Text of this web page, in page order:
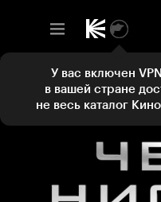
У вас включен
в вашей стране
не весь каталог